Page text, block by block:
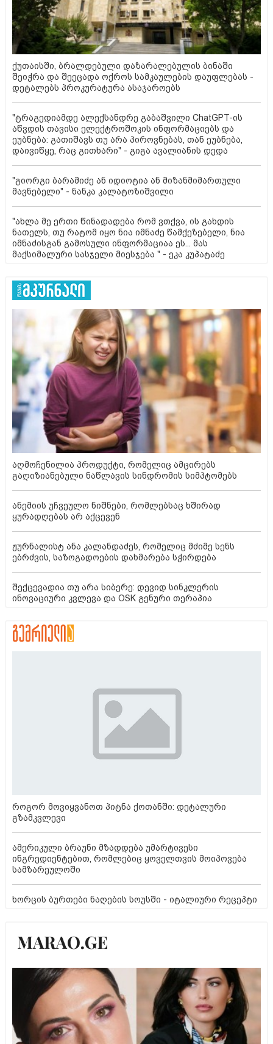
ქუთაისში, ბრალდებული დაზარალებულის ბინაში
შეიჭრა და შეეცადა ოქროს სამკაულების დაუფლებას -
დეტალებს პროკურატურა ასაჯაროებს
"ტრაგედიამდე ალექსანდრე გაბაშვილი ChatGPT-ის
აწვდის თავისი ელექტროშოკის ინფორმაციებს და
ეუბნება: გათიშავს თუ არა პიროვნებას, თან ეუბნება,
დაივიწყე, რაც გითხარი" - გიგა ავალიანის დედა
"გიორგი ბარამიძე ან იდიოტია ან მიზანმიმართული
მავნებელი" - ნანკა კალატოზიშვილი
"ახლა მე ერთი წინადადება რომ ვთქვა, ის გახდის
ნათელს, თუ რატომ იყო ნია იმნაძე წამქეზებელი, ნია
იმნაძისგან გამოსული ინფორმაციაა ეს... მას
მაქსიმალური სასჯელი მიესჯება " - ეკა კუპატაძე
აღმოჩენილია პროდუქტი, რომელიც ამცირებს
გაღიზიანებული ნაწლავის სინდრომის სიმპტომებს
ანემიის უჩვეულო ნიშნები, რომლებსაც ხშირად
ყურადღებას არ აქცევენ
ჟურნალისტ ანა კალანდაძეს, რომელიც მძიმე სენს
ებრძვის, საზოგადოების დახმარება სჭირდება
შექცევადია თუ არა სიბერე: დევიდ სინკლერის
ინოვაციური კვლევა და OSK გენური თერაპია
როგორ მოვიყვანოთ პიტნა ქოთანში: დეტალური
გზამკვლევი
ამერიკული ბრაუნი მზადდება უმარტივესი
ინგრედიენტებით, რომლებიც ყოველთვის მოიპოვება
სამზარეულოში
ხორცის ბურთები ნაღების სოუსში - იტალიური რეცეპტი